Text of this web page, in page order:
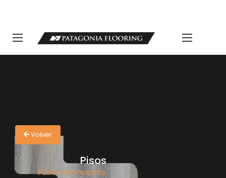
Viernes de 8 a 17 hs.
Volver
Pisos
Fusion Composite